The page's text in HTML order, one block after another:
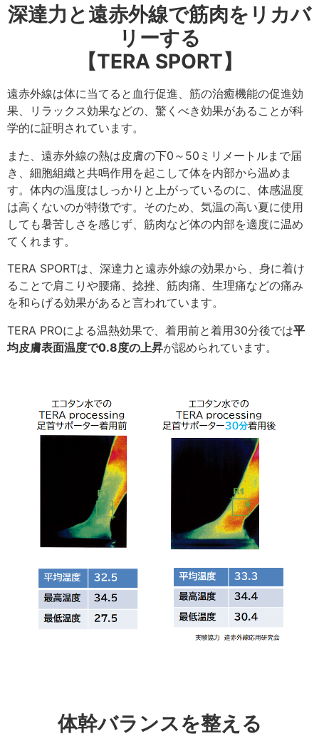
深達力と遠赤外線で筋肉をリカバ
リーする
【TERA SPORT】
遠赤外線は体に当てると血行促進、筋の治癒機能の促進効
果、リラックス効果などの、驚くべき効果があることが科
学的に証明されています。
また、遠赤外線の熱は皮膚の下0～50ミリメートルまで届
き、細胞組織と共鳴作用を起こして体を内部から温めま
す。体内の温度はしっかりと上がっているのに、体感温度
は高くないのが特徴です。そのため、気温の高い夏に使用
しても暑苦しさを感じず、筋肉など体の内部を適度に温め
てくれます。
TERA SPORTは、深達力と遠赤外線の効果から、身に着け
ることで肩こりや腰痛、捻挫、筋肉痛、生理痛などの痛み
を和らげる効果があると言われています。
TERA PROによる温熱効果で、着用前と着用30分後では平
均皮膚表面温度で0.8度の上昇が認められています。
体幹バランスを整える